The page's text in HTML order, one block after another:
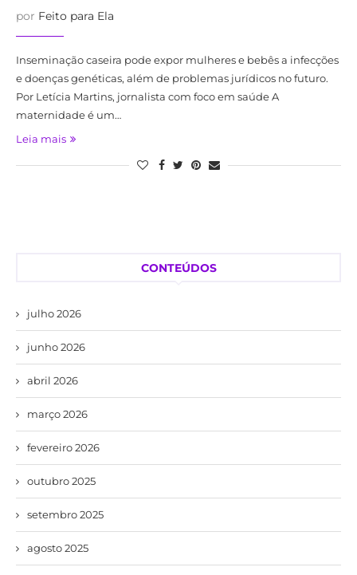
por Feito para Ela
Inseminação caseira pode expor mulheres e bebês a infecções
e doenças genéticas, além de problemas jurídicos no futuro.
Por Letícia Martins, jornalista com foco em saúde A
maternidade é um…
Leia mais
CONTEÚDOS
julho 2026
junho 2026
abril 2026
março 2026
fevereiro 2026
outubro 2025
setembro 2025
agosto 2025